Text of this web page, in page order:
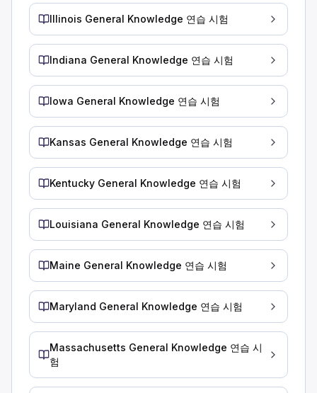
위험물 운송 자격증이 없는 운전자가 위험물을 운반하는 차량
위험물질은 도구 상자에 들어 있습니다.
위험 물질은 밀봉되고 깨지지 않는 용기에 들어 있습니다.
차량에는 플래카드가 필요하지 않습니다.
경고 표지판이 필요 없는 차량이라면 특별 허가 없이 위험물
건조한 노면에서 시속 55마일로 주행할 때 총 제동 거리는 얼
축구장 길이입니다.
표준 자동차 차선의 너비입니다.
농구 골대 높이의 세 배입니다.
건조한 도로에서 시속 55마일로 주행 중 정지해야 할 경우 안
전방 도로에 위험물이 보이면 어떻게 해야 합니까?
앞차에 가까이 운전하여 앞차를 방패막이로 사용하세요.
위험을 알리려면 상향등을 켜십시오.
4방향 비상등 또는 브레이크등을 사용하여 다른 사람들에게
전방 도로에서 위험한 것을 발견하면 비상등을 켜거나 브레이
도로에 합류하는 가장 안전한 방법은 무엇입니까?
도로에 진입할 수 있을 만큼 충분한 교통 흐름 간격을 기다립니
합류하기 전에 후진합니다.
합류하기 전에 경적을 사용하여 다른 사람들에게 경고합니다.
안전하게 도로에 합류하려면 교통 흐름에 충분한 공간을 확보
화물 적재에 대한 어떤 진술이 맞습니까?
주 법률은 법적 중량 제한을 규정합니다.
Illinois General Knowledge 연습 시험
Indiana General Knowledge 연습 시험
Iowa General Knowledge 연습 시험
Kansas General Knowledge 연습 시험
Kentucky General Knowledge 연습 시험
Louisiana General Knowledge 연습 시험
Maine General Knowledge 연습 시험
Maryland General Knowledge 연습 시험
Massachusetts General Knowledge 연습 시
험